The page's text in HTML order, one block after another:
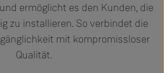
ermöglicht es den Kunden, die
zu installieren. So verbindet die
mit kompromissloser
Qualität.